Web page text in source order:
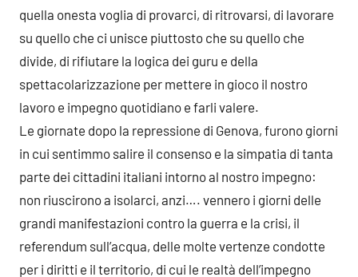
quella onesta voglia di provarci, di ritrovarsi, di lavorare
su quello che ci unisce piuttosto che su quello che
divide, di rifiutare la logica dei guru e della
spettacolarizzazione per mettere in gioco il nostro
lavoro e impegno quotidiano e farli valere.
Le giornate dopo la repressione di Genova, furono giorni
in cui sentimmo salire il consenso e la simpatia di tanta
parte dei cittadini italiani intorno al nostro impegno:
non riuscirono a isolarci, anzi…. vennero i giorni delle
grandi manifestazioni contro la guerra e la crisi, il
referendum sull’acqua, delle molte vertenze condotte
per i diritti e il territorio, di cui le realtà dell’impegno